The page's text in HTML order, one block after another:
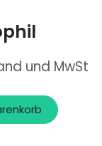
und MwSt